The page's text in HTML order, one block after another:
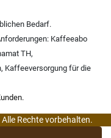
Bedarf.
Kaffeeabo
TH,
, Kaffeeversorgung für die
Rechte vorbehalten.